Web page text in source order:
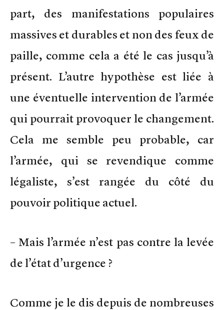
part, des manifestations populaires
massives et durables et non des feux de
paille, comme cela a été le cas jusqu’à
présent. L’autre hypothèse est liée à
une éventuelle intervention de l’armée
qui pourrait provoquer le changement.
Cela me semble peu probable, car
l’armée, qui se revendique comme
légaliste, s’est rangée du côté du
pouvoir politique actuel.
– Mais l’armée n’est pas contre la levée
de l’état d’urgence ?
Comme je le dis depuis de nombreuses